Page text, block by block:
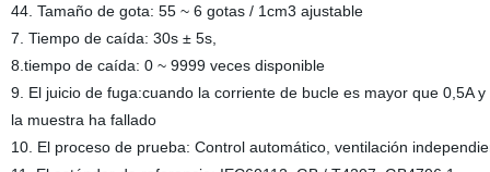
44. Tamaño de gota: 55 ~ 6 gotas / 1cm3 ajustable
7. Tiempo de caída: 30s ± 5s,
8.tiempo de caída: 0 ~ 9999 veces disponible
9. El juicio de fuga:cuando la corriente de bucle es mayor que 0,5A
la muestra ha fallado
10. El proceso de prueba: Control automático, ventilación